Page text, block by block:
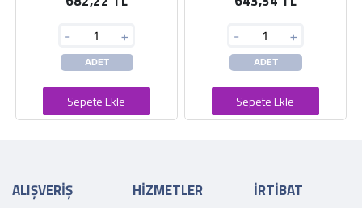
- +
ADET
Sepete Ekle
- +
ADET
Sepete Ekle
ALIŞVERİŞ HİZMETLER İRTİBAT